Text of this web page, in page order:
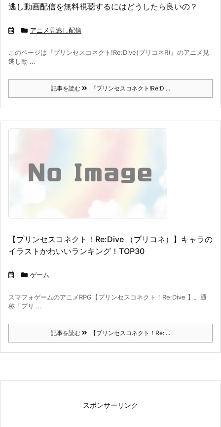
逃し動画配信を無料視聴するにはどうしたら良いの？
アニメ見逃し配信
このページは『プリンセスコネクト!Re:Dive(プリコネR)』のアニメ見
逃し動 ...
記事を読む 『プリンセスコネクト!Re:D ...
【プリンセスコネクト！Re:Dive （プリコネ）】キャラの
イラストかわいいランキング！TOP30
ゲーム
スマフォゲームのアニメRPG【プリンセスコネクト！Re:Dive 】。通
称「プリ ...
記事を読む 【プリンセスコネクト！Re: ...
スポンサーリンク